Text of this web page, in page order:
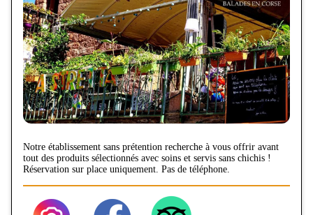
Notre établissement sans prétention recherche à vous offrir avant
tout des produits sélectionnés avec soins et servis sans chichis !
Réservation sur place uniquement. Pas de téléphone.